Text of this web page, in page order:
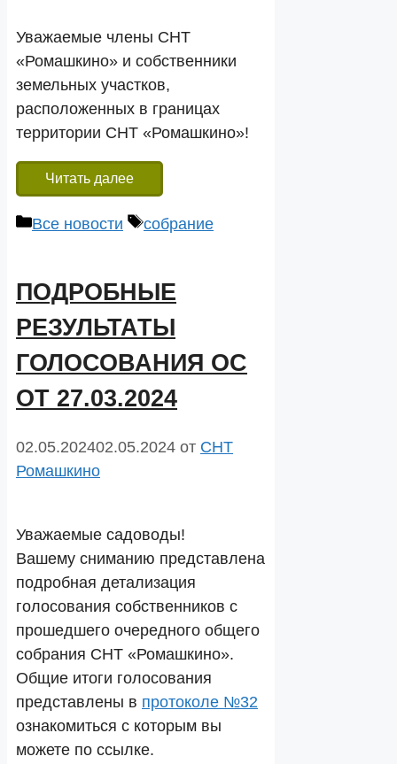
Уважаемые члены СНТ
«Ромашкино» и собственники
земельных участков,
расположенных в границах
территории СНТ «Ромашкино»!
Читать далее
Рубрики
Все новости Метки
собрание
ПОДРОБНЫЕ
РЕЗУЛЬТАТЫ
ГОЛОСОВАНИЯ ОС
ОТ 27.03.2024
02.05.202402.05.2024 от СНТ
Ромашкино
Уважаемые садоводы!
Вашему сниманию представлена
подробная детализация
голосования собственников с
прошедшего очередного общего
собрания СНТ «Ромашкино».
Общие итоги голосования
представлены в протоколе №32
ознакомиться с которым вы
можете по ссылке.